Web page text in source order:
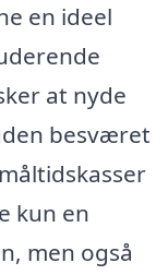
en ideel
at nyde
besværet
kun en
men også